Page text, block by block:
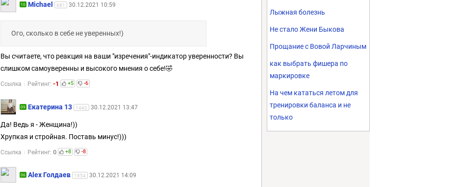
10 Michael 681 30.12.2021 10:59
Ого, сколько в себе не уверенных!)
Вы считаете, что реакция на ваши "изречения"-индикатор уверенности? Вы
слишком самоуверенны и высокого мнения о себе!🤣
Ссылка Рейтинг: -1 +5 -6
09 Екатерина 13 1442 30.12.2021 13:47
Да! Ведь я - Женщина!))
Хрупкая и стройная. Поставь минус!)))
Ссылка Рейтинг: 0 +8 -8
06 Alex Голдаев 1854 30.12.2021 14:09
Лыжная болезнь
Не стало Жени Быкова
Прощание с Вовой Ларчиным
как выбрать фишера по
маркировке
На чем кататься летом для
тренировки баланса и не
только